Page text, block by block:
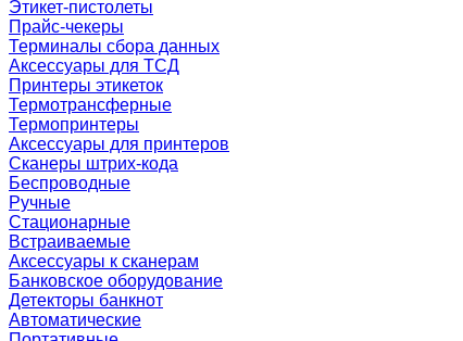
Этикет-пистолеты
Прайс-чекеры
Терминалы сбора данных
Аксессуары для ТСД
Принтеры этикеток
Термотрансферные
Термопринтеры
Аксессуары для принтеров
Сканеры штрих-кода
Беспроводные
Ручные
Стационарные
Встраиваемые
Аксессуары к сканерам
Банковское оборудование
Детекторы банкнот
Автоматические